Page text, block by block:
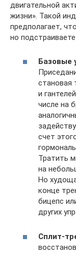
двигательной
жизни». Такой
предполагает,
но
Базовые
становая
и
числе на
счет
Тратить
на
Но
конце
бицепс
других
Сплит-